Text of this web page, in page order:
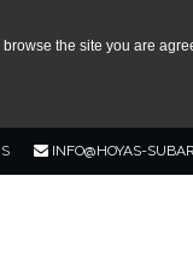
the site you are
INFO@HOYAS-